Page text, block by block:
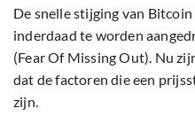
De snelle stijging van
inderdaad te worden
(Fear Of Missing Out). Nu
dat de factoren die een
zijn.